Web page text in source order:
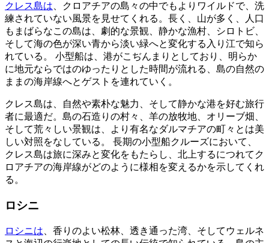
クレス島は 、クロアチアの島々の中でもよりワイルドで、洗
練されていない風景を見せてくれる。長く、山が多く、人口
もまばらなこの島は、劇的な景観、静かな漁村、シロトビ、
そして海の色が深い青から淡い緑へと変化する入り江で知ら
れている。 小型船は、港がこぢんまりとしており、明らか
に地元ならではのゆったりとした時間が流れる、島の自然の
ままの海岸線へとゲストを連れていく。
クレス島は、自然や素朴な魅力、そして静かな港を好む旅行
者に最適だ。島の石造りの村々、羊の放牧地、オリーブ畑、
そして荒々しい景観は、より有名なダルマチアの町々とは美
しい対照をなしている。 長期の小型船クルーズにおいて、
クレス島は旅に深みと変化をもたらし、北上するにつれてク
ロアチアの海岸線がどのように様相を変えるかを示してくれ
る。
ロシニ
ロシニは 、香りのよい松林、透き通った湾、そしてウェルネ